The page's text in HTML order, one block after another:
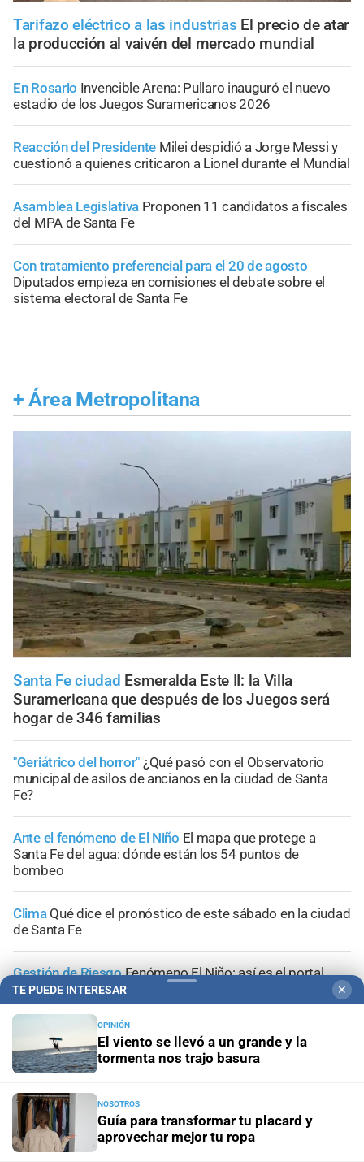
Tarifazo eléctrico a las industrias El precio de atar
la producción al vaivén del mercado mundial
En Rosario Invencible Arena: Pullaro inauguró el nuevo
estadio de los Juegos Suramericanos 2026
Reacción del Presidente Milei despidió a Jorge Messi y
cuestionó a quienes criticaron a Lionel durante el Mundial
Asamblea Legislativa Proponen 11 candidatos a fiscales
del MPA de Santa Fe
Con tratamiento preferencial para el 20 de agosto
Diputados empieza en comisiones el debate sobre el
sistema electoral de Santa Fe
+ Área Metropolitana
Santa Fe ciudad Esmeralda Este II: la Villa
Suramericana que después de los Juegos será
hogar de 346 familias
"Geriátrico del horror" ¿Qué pasó con el Observatorio
municipal de asilos de ancianos en la ciudad de Santa
Fe?
Ante el fenómeno de El Niño El mapa que protege a
Santa Fe del agua: dónde están los 54 puntos de
bombeo
Clima Qué dice el pronóstico de este sábado en la ciudad
de Santa Fe
Gestión de RiesgoFenómeno El Niño: así es el portal
informativo que lanzó la ciudad de Santa Fe
+Sucesos
TE PUEDE INTERESAR ✕
OPINIÓN
El viento se llevó a un grande y la
tormenta nos trajo basura
NOSOTROS
Guía para transformar tu placard y
aprovechar mejor tu ropa